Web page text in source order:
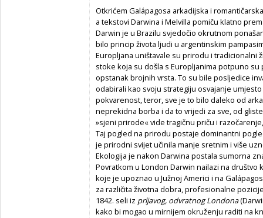
Otkrićem Galápagosa arkadijska i
a tekstovi Darwina i Melvilla pomiču klatno
Darwin je u Brazilu svjedočio okrutnom
bilo princip života ljudi u argentinskim
Europljana uništavale su prirodu i tradicionalni
stoke koja su došla s Europljanima potpuno
opstanak brojnih vrsta. To su bile posljedice
odabirali kao svoju strategiju osvajanje
pokvarenost, teror, sve je to bilo daleko od
neprekidna borba i da to vrijedi za sve, od
»sjeni prirode« vide tragičnu priču i
Taj pogled na prirodu postaje dominantni
je prirodni svijet učinila manje sretnim i više
Ekologija je nakon Darwina postala sumorna
Povratkom u London Darwin nailazi na
koje je upoznao u Južnoj Americi i na
za različita životna dobra, profesionalne
1842. seli iz prljavog, odvratnog Londona
kako bi mogao u mirnijem okruženju raditi na